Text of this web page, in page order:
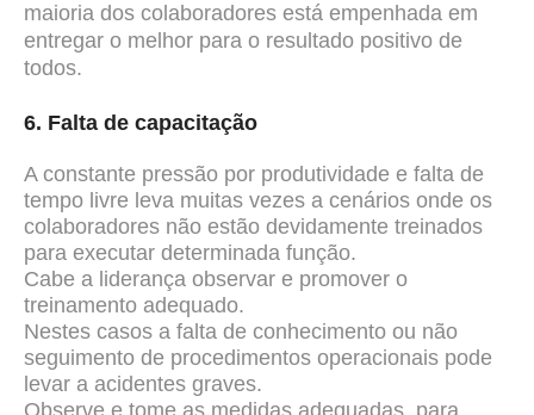
maioria dos colaboradores está empenhada em
entregar o melhor para o resultado positivo de
todos.
6. Falta de capacitação
A constante pressão por produtividade e falta de
tempo livre leva muitas vezes a cenários onde os
colaboradores não estão devidamente treinados
para executar determinada função.
Cabe a liderança observar e promover o
treinamento adequado.
Nestes casos a falta de conhecimento ou não
seguimento de procedimentos operacionais pode
levar a acidentes graves.
Observe e tome as medidas adequadas para